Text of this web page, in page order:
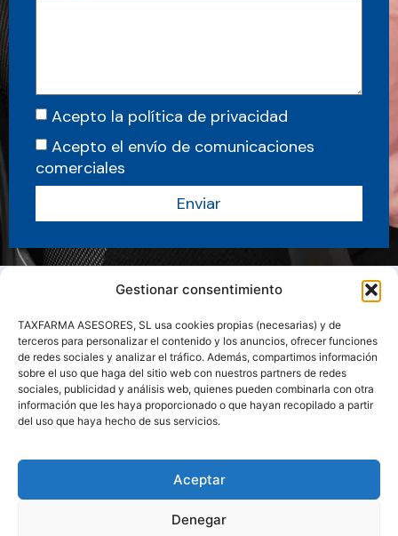
Gestionar consentimiento
TAXFARMA ASESORES, SL usa cookies propias (necesarias) y de
terceros para personalizar el contenido y los anuncios, ofrecer funciones
de redes sociales y analizar el tráfico. Además, compartimos información
sobre el uso que haga del sitio web con nuestros partners de redes
sociales, publicidad y análisis web, quienes pueden combinarla con otra
información que les haya proporcionado o que hayan recopilado a partir
del uso que haya hecho de sus servicios.
Aceptar
Denegar
Acepto la política de privacidad
Acepto el envío de comunicaciones
comerciales
Enviar
Sobre nosotros
Actualidad Manuales y Guias